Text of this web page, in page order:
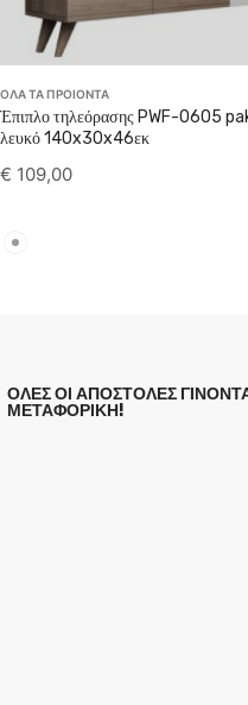
ΟΛΑ ΤΑ ΠΡΟΙΟΝΤΑ
Έπιπλο τηλεόρασης PWF-0605
λευκό 140x30x46εκ
€ 109,00
ΟΛΕΣ ΟΙ ΑΠΟΣΤΟΛΕΣ
ΜΕΤΑΦΟΡΙΚΗ!